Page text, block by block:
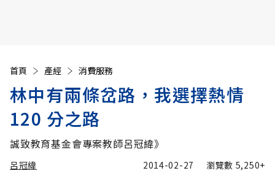
首頁 產經 消費服務
林中有兩條岔路，我選擇熱情
120 分之路
誠致教育基金會專案教師呂冠緯》
呂冠緯 2014-02-27 瀏覽數 5,250+